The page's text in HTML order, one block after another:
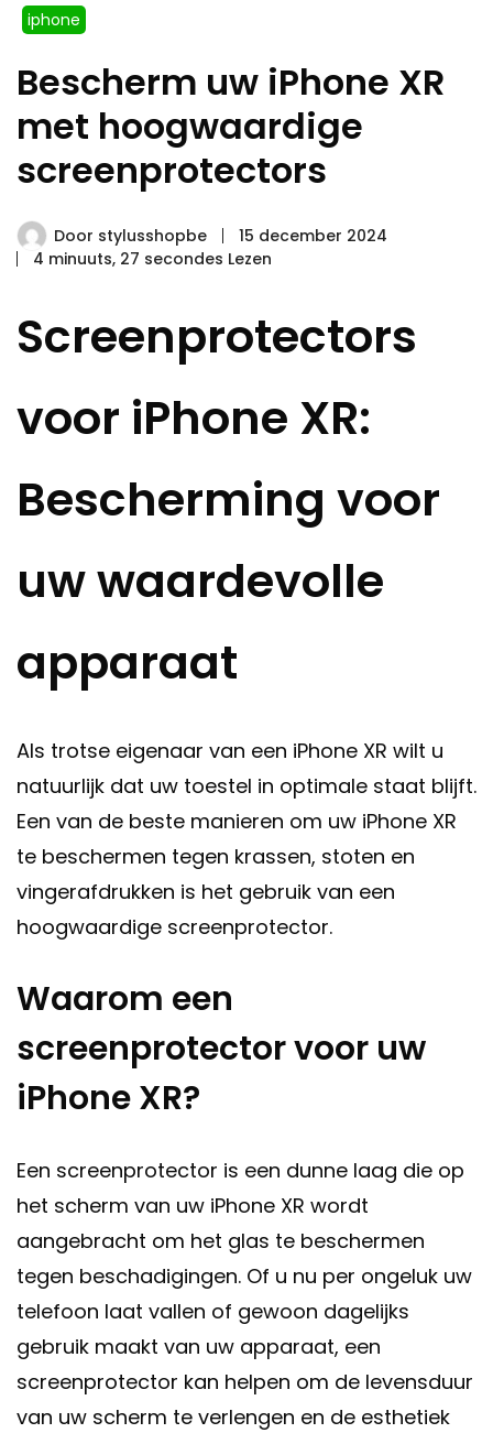
iphone
Bescherm uw iPhone XR
met hoogwaardige
screenprotectors
Door stylusshopbe
15 december 2024
4 minuuts, 27 secondes Lezen
Screenprotectors
voor iPhone XR:
Bescherming voor
uw waardevolle
apparaat
Als trotse eigenaar van een iPhone XR wilt u
natuurlijk dat uw toestel in optimale staat blijft.
Een van de beste manieren om uw iPhone XR
te beschermen tegen krassen, stoten en
vingerafdrukken is het gebruik van een
hoogwaardige screenprotector.
Waarom een
screenprotector voor uw
iPhone XR?
Een screenprotector is een dunne laag die op
het scherm van uw iPhone XR wordt
aangebracht om het glas te beschermen
tegen beschadigingen. Of u nu per ongeluk uw
telefoon laat vallen of gewoon dagelijks
gebruik maakt van uw apparaat, een
screenprotector kan helpen om de levensduur
van uw scherm te verlengen en de esthetiek